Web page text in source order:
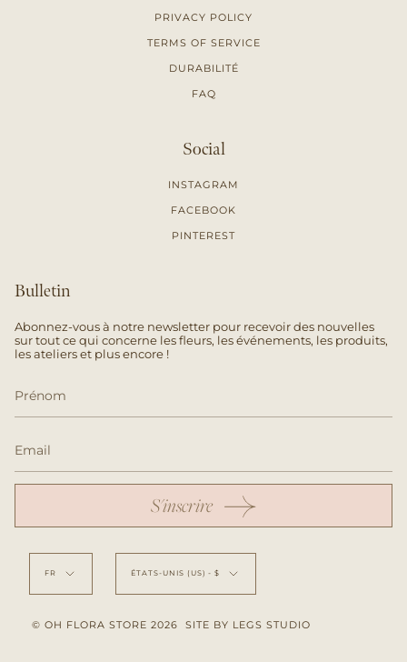
PRIVACY POLICY
TERMS OF SERVICE
DURABILITÉ
FAQ
Social
INSTAGRAM
FACEBOOK
PINTEREST
Bulletin
Abonnez-vous à notre newsletter pour recevoir des nouvelles
sur tout ce qui concerne les fleurs, les événements, les produits,
les ateliers et plus encore !
S'inscrire
Langue
FR Devise
ÉTATS-UNIS (US) - $
© OH FLORA STORE 2026 SITE BY LEGS STUDIO